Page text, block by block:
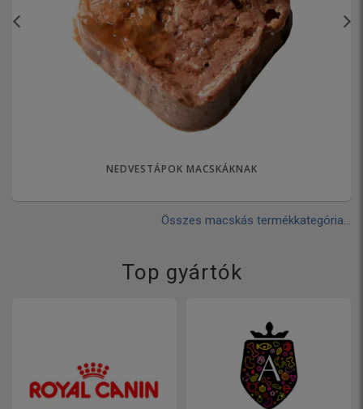
NEDVESTÁPOK MACSKÁKNAK
Összes macskás termékkategória...
Top gyártók